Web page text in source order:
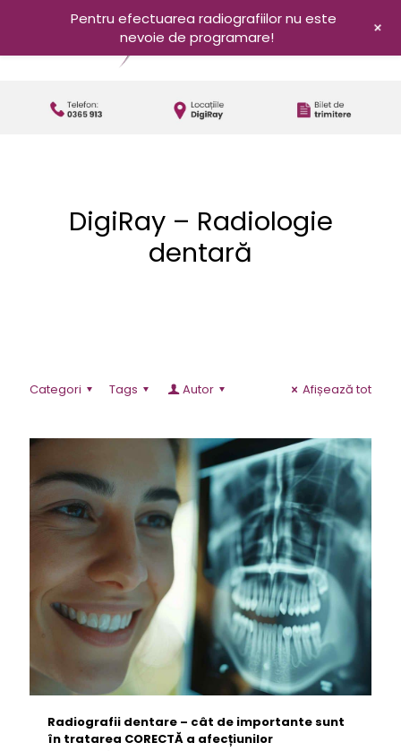
DigiRay – Radiologie
dentară
Categori Tags Autor Afișează tot
Radiografii dentare – cât de importante sunt
în tratarea CORECTĂ a afecțiunilor
Pentru efectuarea radiografiilor nu este
nevoie de programare!
+